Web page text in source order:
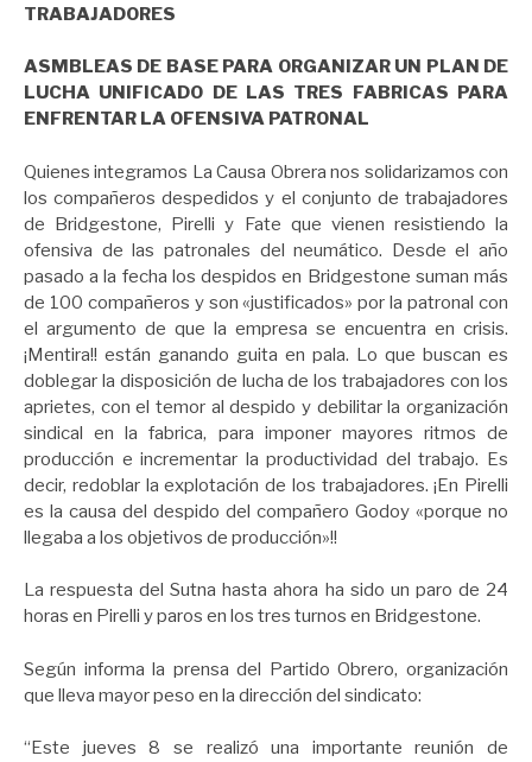
TRABAJADORES
ASMBLEAS DE BASE PARA ORGANIZAR UN PLAN DE
LUCHA UNIFICADO DE LAS TRES FABRICAS PARA
ENFRENTAR LA OFENSIVA PATRONAL
Quienes integramos La Causa Obrera nos solidarizamos con
los compañeros despedidos y el conjunto de trabajadores
de Bridgestone, Pirelli y Fate que vienen resistiendo la
ofensiva de las patronales del neumático. Desde el año
pasado a la fecha los despidos en Bridgestone suman más
de 100 compañeros y son «justificados» por la patronal con
el argumento de que la empresa se encuentra en crisis.
¡Mentira!! están ganando guita en pala. Lo que buscan es
doblegar la disposición de lucha de los trabajadores con los
aprietes, con el temor al despido y debilitar la organización
sindical en la fabrica, para imponer mayores ritmos de
producción e incrementar la productividad del trabajo. Es
decir, redoblar la explotación de los trabajadores. ¡En Pirelli
es la causa del despido del compañero Godoy «porque no
llegaba a los objetivos de producción»!!
La respuesta del Sutna hasta ahora ha sido un paro de 24
horas en Pirelli y paros en los tres turnos en Bridgestone.
Según informa la prensa del Partido Obrero, organización
que lleva mayor peso en la dirección del sindicato:
“Este jueves 8 se realizó una importante reunión de